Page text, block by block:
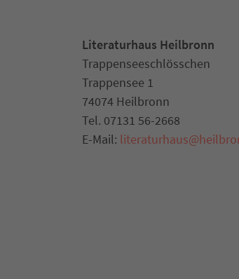
Literaturhaus Heilbronn
Trappenseeschlösschen
Trappensee 1
74074 Heilbronn
Tel. 07131 56-2668
E-Mail: literaturhaus@